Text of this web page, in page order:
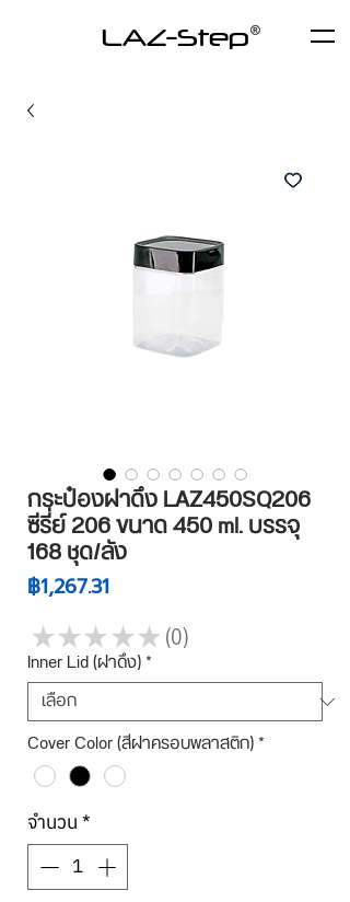
LAZ-Step
กระป๋องฝาดึง LAZ450SQ206
ซีรี่ย์ 206 ขนาด 450 ml. บรรจุ
168 ชุด/ลัง
฿1,267.31ราคา
★ ★ ★ ★ ★ 0
0
Inner Lid (ฝาดึง)*
Cover Color (สีฝาครอบพลาสติก)*
จำนวน *